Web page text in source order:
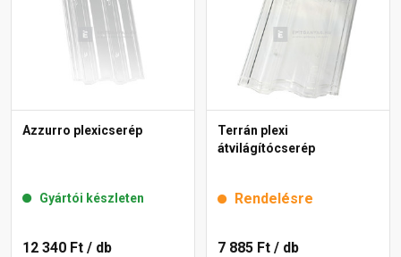
Azzurro plexicserép
Gyártói készleten
12 340 Ft / db
Terrán plexi
átvilágítócserép
Rendelésre
7 885 Ft / db